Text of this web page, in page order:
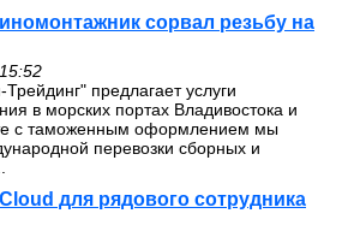
сорвал резьбу на
предлагает услуги
в морских портах Владивостока и
с таможенным оформлением мы
перевозки сборных и
для рядового сотрудника